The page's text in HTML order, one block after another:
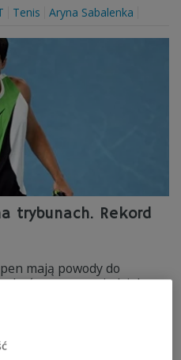
Tenis Aryna Sabalenka
trybunach. Rekord
mają powody do
w niedzielę
edycji imprezy.
świata oglądało grubo